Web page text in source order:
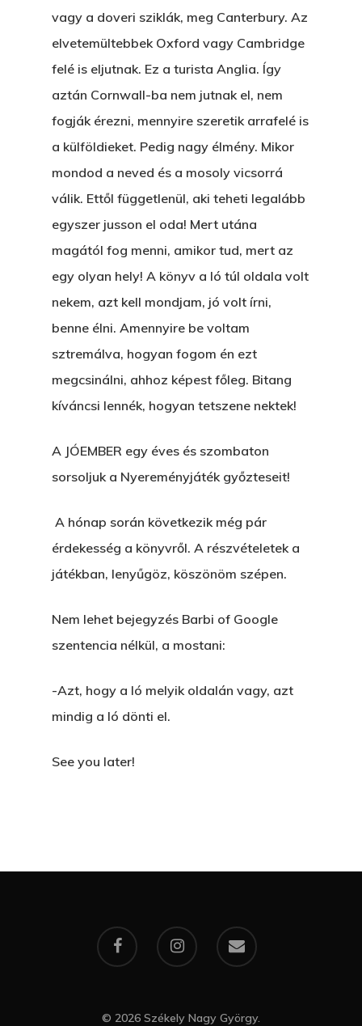
vagy a doveri sziklák, meg Canterbury. Az
elvetemültebbek Oxford vagy Cambridge
felé is eljutnak. Ez a turista Anglia. Így
aztán Cornwall-ba nem jutnak el, nem
fogják érezni, mennyire szeretik arrafelé is
a külföldieket. Pedig nagy élmény. Mikor
mondod a neved és a mosoly vicsorrá
válik. Ettől függetlenül, aki teheti legalább
egyszer jusson el oda! Mert utána
magától fog menni, amikor tud, mert az
egy olyan hely! A könyv a ló túl oldala volt
nekem, azt kell mondjam, jó volt írni,
benne élni. Amennyire be voltam
sztremálva, hogyan fogom én ezt
megcsinálni, ahhoz képest főleg. Bitang
kíváncsi lennék, hogyan tetszene nektek!
A JÓEMBER egy éves és szombaton
sorsoljuk a Nyereményjáték győzteseit!
A hónap során következik még pár
érdekesség a könyvről. A részvételetek a
játékban, lenyűgöz, köszönöm szépen.
Nem lehet bejegyzés Barbi of Google
szentencia nélkül, a mostani:
-Azt, hogy a ló melyik oldalán vagy, azt
mindig a ló dönti el.
See you later!
© 2026 Székely Nagy György.